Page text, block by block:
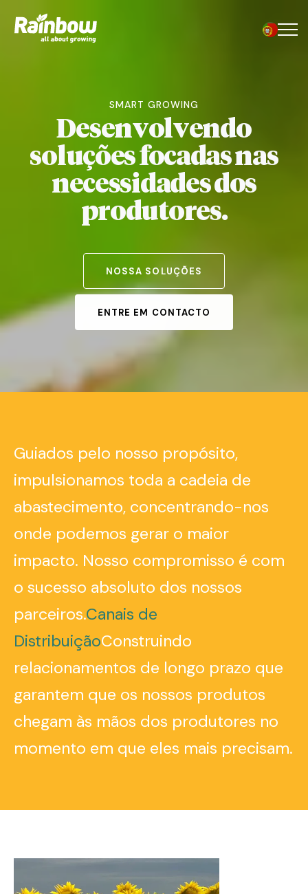
Menu
SMART GROWING
Desenvolvendo
soluçõesfocadasnas
necessidadesdos
produtores.
NOSSA SOLUÇÕES
ENTRE EM CONTACTO
Guiados pelo nosso propósito,
impulsionamos toda a cadeia de
abastecimento, concentrando-nos
onde podemos gerar o maior
impacto. Nosso compromisso é com
o sucesso absoluto dos nossos
parceiros.Canais de
DistribuiçãoConstruindo
relacionamentos de longo prazo que
garantem que os nossos produtos
chegam às mãos dos produtores no
momento em que eles mais precisam.